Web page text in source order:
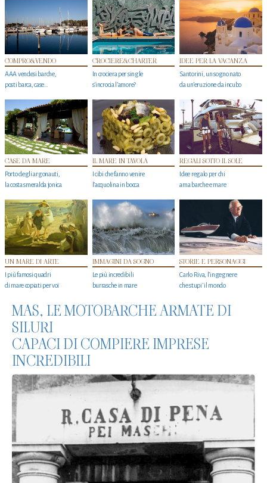
COMPRO&VENDO
AAA vendesi barche,
posti barca, case…
CROCIERE&CHARTER
In crociera per single
s'incrocia l’amore?
IDEE PER LA VACANZA
Santorini, un sogno nato
da un’eruzione da incubo
CASE DA MARE
Porto degli argonauti,
la costa smeralda jonica
IL MARE IN TAVOLA
I cibi che fanno venire
l’acquolina in bocca
REGALI SOTTO IL SOLE
Idee regalo per chi
ama barche e mare
UN MARE DI ARTE
I più famosi quadri
di mare copiati per voi
IMMAGINI DA SOGNO
Le più incredibili
burrasche in mare
STORIE E PERSONAGGI
Carlo Riva, l’ingegnere
che stupi' il mondo
MAS, LE MOTOBARCHE ARMATE DI
SILURI
CAPACI DI COMPIERE IMPRESE
INCREDIBILI